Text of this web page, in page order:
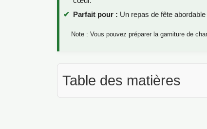
Parfait pour : Un repas de fête
Note : Vous pouvez préparer la garniture de
Table des matières